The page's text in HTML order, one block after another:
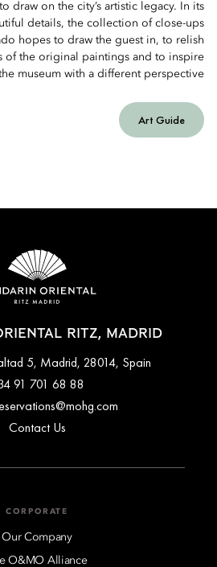
draw on the city’s artistic legacy. In its
details, the collection of close-ups
hopes to draw the guest in, to relish
of the original paintings and to inspire
museum with a different perspective.
Art Guide
RITZ, MADRID
5, Madrid, 28014, Spain
91 701 68 88
Contact Us
CORPORATE
Our Company
O&MO Alliance